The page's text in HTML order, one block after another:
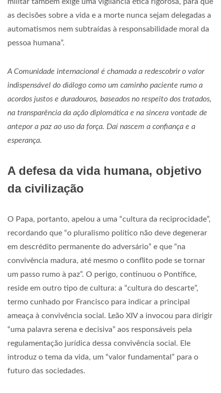
as decisões sobre a vida e a morte nunca sejam delegadas a
automatismos nem subtraídas à responsabilidade moral da
pessoa humana”.
A Comunidade internacional é chamada a redescobrir o valor
indispensável do diálogo como um caminho paciente rumo a
acordos justos e duradouros, baseados no respeito dos tratados,
na transparência da ação diplomática e na sincera vontade de
antepor a paz ao uso da força. Daí nascem a confiança e a
esperança.
A defesa da vida humana, objetivo
da civilização
O Papa, portanto, apelou a uma “cultura da reciprocidade”,
recordando que “o pluralismo político não deve degenerar
em descrédito permanente do adversário” e que “na
convivência madura, até mesmo o conflito pode se tornar
um passo rumo à paz”. O perigo, continuou o Pontífice,
reside em outro tipo de cultura: a “cultura do descarte”,
termo cunhado por Francisco para indicar a principal
ameaça à convivência social. Leão XIV a invocou para dirigir
“uma palavra serena e decisiva” aos responsáveis ​​pela
regulamentação jurídica dessa convivência social. Ele
introduz o tema da vida, um “valor fundamental” para o
futuro das sociedades.